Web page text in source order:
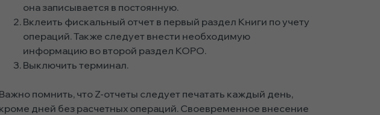
она записывается в постоянную.
Вклеить фискальный отчет в первый раздел Книги по учету
операций. Также следует внести необходимую
информацию во второй раздел КОРО.
Выключить терминал.
Важно помнить, что Z-отчеты следует печатать каждый день,
кроме дней без расчетных операций. Своевременное внесение